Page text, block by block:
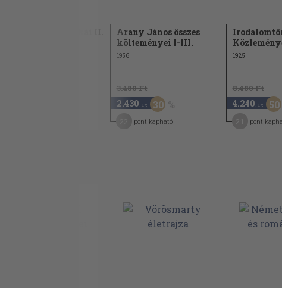
Arany János összes
költeményei I-III.
1956
3.480 Ft
2.430 ,-Ft 30
pont kapható
1925
8.480 Ft
4.240 ,-Ft 50
pont